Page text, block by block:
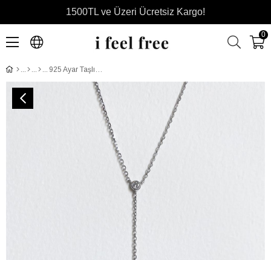
1500TL ve Üzeri Ücretsiz Kargo!
0
925 Ayar Taşlı Sallantılı Nazar Göz Gümüş Kolye - 18 Ayar Rose Altın Kaplama